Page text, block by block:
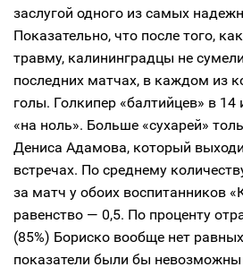
заслугой одного из самых
Показательно, что после того,
травму, калининградцы не
последних матчах, в каждом из
голы. Голкипер «балтийцев» в
«на ноль». Больше «сухарей»
Дениса Адамова, который
встречах. По среднему
за матч у обоих воспитанников
равенство — 0,5. По проценту
(85%) Бориско вообще нет
показатели были бы